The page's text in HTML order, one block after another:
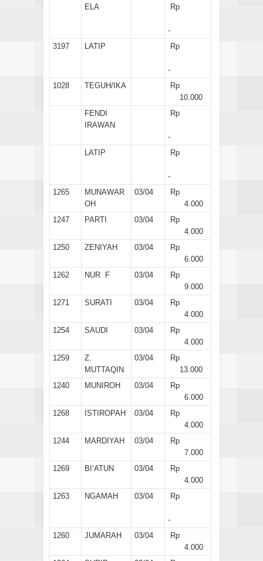
ELA
Rp
-
3197
LATIP Rp
-
1028
TEGUH/IKA
Rp
10.000
FENDI
IRAWAN
Rp
-
LATIP
Rp
-
1265
MUNAWAR
OH
03/04
Rp
4.000
1247
PARTI 03/04
Rp
4.000
1250
ZENIYAH 03/04
Rp
6.000
1262
NUR F 03/04
Rp
9.000
1271
SURATI 03/04
Rp
4.000
1254
SAUDI 03/04
Rp
4.000
1259
Z.
MUTTAQIN
03/04
Rp
13.000
1240
MUNIROH 03/04
Rp
6.000
1268
ISTIROPAH 03/04
Rp
4.000
1244
MARDIYAH 03/04
Rp
7.000
1269
BI’ATUN 03/04
Rp
4.000
1263
NGAMAH 03/04 Rp
-
1260
JUMARAH 03/04
Rp
4.000